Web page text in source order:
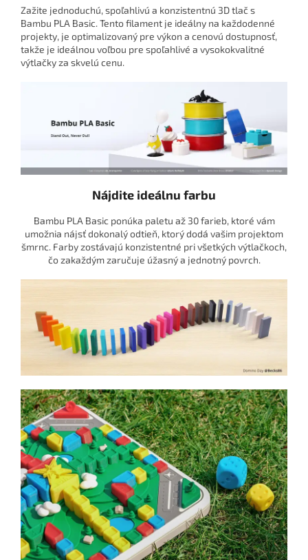
Zažite jednoduchú, spoľahlivú a konzistentnú 3D tlač s
Bambu PLA Basic. Tento filament je ideálny na každodenné
projekty, je optimalizovaný pre výkon a cenovú dostupnosť,
takže je ideálnou voľbou pre spoľahlivé a vysokokvalitné
výtlačky za skvelú cenu.
Nájdite ideálnu farbu
Bambu PLA Basic ponúka paletu až 30 farieb, ktoré vám
umožnia nájsť dokonalý odtieň, ktorý dodá vašim projektom
šmrnc. Farby zostávajú konzistentné pri všetkých výtlačkoch,
čo zakaždým zaručuje úžasný a jednotný povrch.